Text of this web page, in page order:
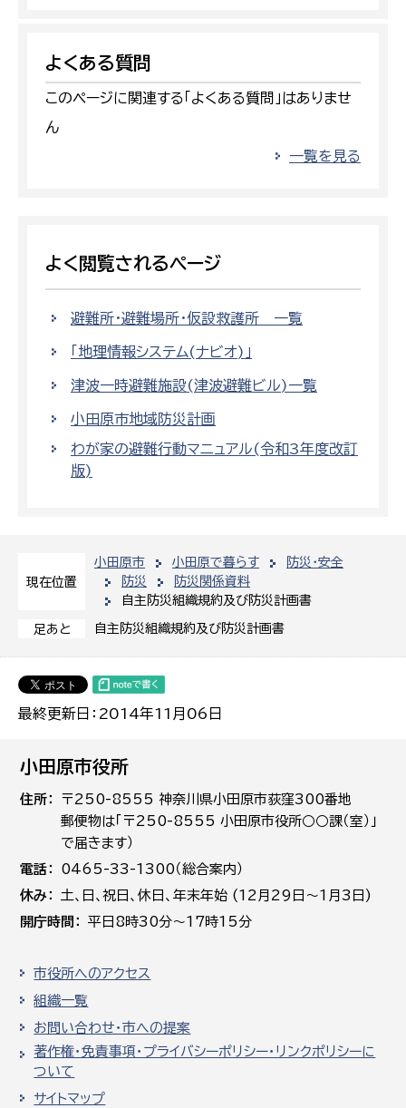
現在位置
小田原市 小田原で暮らす
防災・安全
防災
防災関係資料
自主防災組織規約及び防災計画書
足あと 自主防災組織規約及び防災計画書
最終更新日：2014年11月06日
よくある質問
このページに関連する「よくある質問」はありませ
ん
一覧を見る
よく閲覧されるページ
避難所・避難場所・仮設救護所 一覧
「地理情報システム(ナビオ)」
津波一時避難施設(津波避難ビル)一覧
小田原市地域防災計画
わが家の避難行動マニュアル(令和3年度改訂
版)
小田原市役所
住所
〒250-8555 神奈川県小田原市荻窪300番地
郵便物は「〒250-8555 小田原市役所○○課（室）」
で届きます）
電話
0465-33-1300（総合案内）
休み
土､日､祝日、休日、年末年始 (12月29日～1月3日)
開庁時間
平日8時30分～17時15分
市役所へのアクセス
組織一覧
お問い合わせ・市への提案
著作権・免責事項・プライバシーポリシー・リンクポリシーに
ついて
サイトマップ